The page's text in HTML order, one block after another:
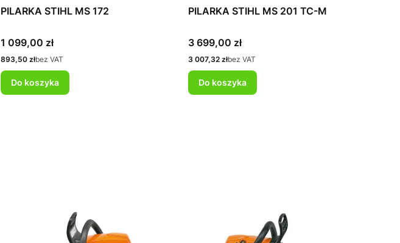
PILARKA STIHL MS 172
Cena
1 099,00 zł
Cena
893,50 złbez VAT
Do koszyka
PILARKA STIHL MS 201 TC-M
Cena
3 699,00 zł
Cena
3 007,32 złbez VAT
Do koszyka